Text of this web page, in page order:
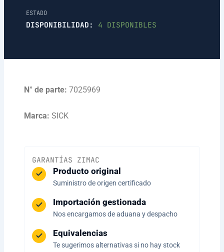
ESTADO
DISPONIBILIDAD: 4 DISPONIBLES
N° de parte: 7025969
Marca: SICK
GARANTÍAS ZIMAC
Producto original
Suministro de origen certificado
Importación gestionada
Nos encargamos de aduana y despacho
Equivalencias
Te sugerimos alternativas si no hay stock